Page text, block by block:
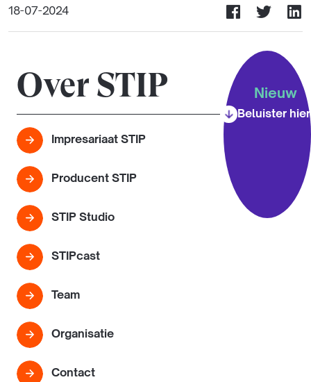
18-07-2024
Over STIP
Impresariaat STIP
Producent STIP
STIP Studio
STIPcast
Team
Organisatie
Contact
Nieuw
Beluister hier